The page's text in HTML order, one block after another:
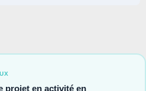
projet en activité en